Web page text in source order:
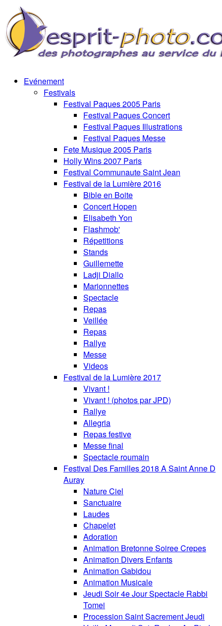
Evénement
Festivals
Festival Paques 2005 Paris
Festival Paques Concert
Festival Paques Illustrations
Festival Paques Messe
Fete Musique 2005 Paris
Holly Wins 2007 Paris
Festival Communaute Saint Jean
Festival de la Lumière 2016
Bible en Boite
Concert Hopen
Elisabeth Yon
Flashmob'
Répetitions
Stands
Guillemette
Ladji Diallo
Marionnettes
Spectacle
Repas
Veillée
Repas
Rallye
Messe
Videos
Festival de la Lumière 2017
Vivant !
Vivant ! (photos par JPD)
Rallye
Allegria
Repas festive
Messe final
Spectacle roumain
Festival Des Familles 2018 A Saint Anne D
Auray
Nature Ciel
Sanctuaire
Laudes
Chapelet
Adoration
Animation Bretonne Soiree Crepes
Animation Divers Enfants
Animation Gabidou
Animation Musicale
Jeudi Soir 4e Jour Spectacle Rabbi
Tomei
Procession Saint Sacrement Jeudi